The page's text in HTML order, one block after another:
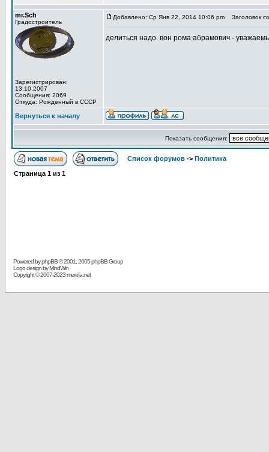
mr.Sch
Градостроитель
Зарегистрирован:
13.10.2007
Сообщения: 2069
Откуда: Рожденный в СССР
Добавлено: Ср Янв 22, 2014 10:06 pm Заголовок
делиться надо. вон рома абрамович -
Вернуться к началу
Показать сообщения:
Список форумов -> Политика
Страница 1 из 1
Powered byphpBB© 2001, 2005 phpBB Group
Logo design by MindWin
Copyright © 2007-2023 merefa.net